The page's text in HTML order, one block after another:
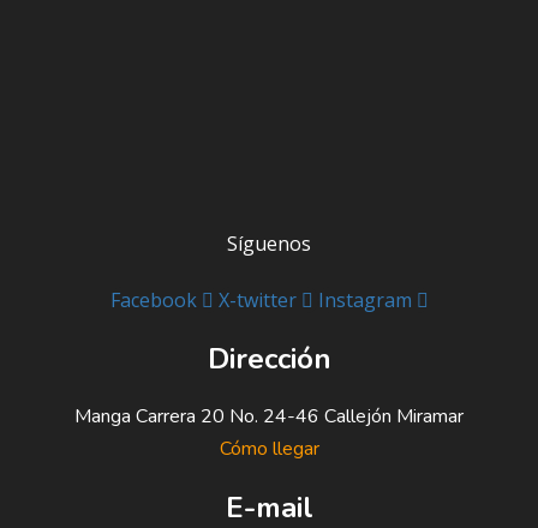
Síguenos
Facebook X-twitter Instagram
Dirección
Manga Carrera 20 No. 24-46 Callejón Miramar
Cómo llegar
E-mail